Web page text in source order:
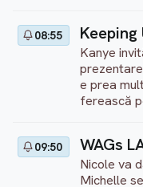
08:55
Kanye
e prea
ferească
09:50 WAGs
Nicole va
Michelle